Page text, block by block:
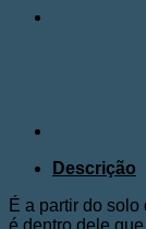
Descrição
É a partir do
é dentro dele